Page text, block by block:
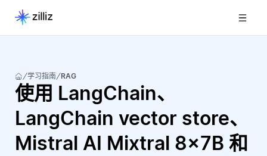
学习指南 RAG
使用 LangChain、
LangChain vector store、
Mistral AI Mixtral 8x7B 和